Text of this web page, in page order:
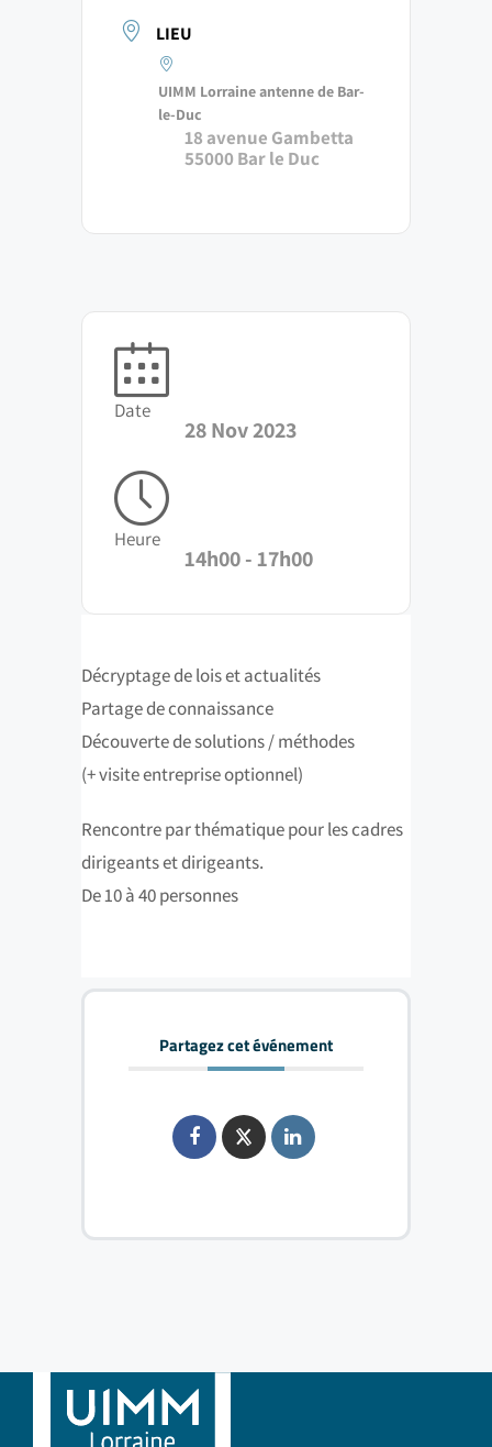
LIEU
UIMM Lorraine antenne de Bar-
le-Duc
18 avenue Gambetta
55000 Bar le Duc
Date
28 Nov 2023
Heure
14h00 - 17h00
Décryptage de lois et actualités
Partage de connaissance
Découverte de solutions / méthodes
(+ visite entreprise optionnel)
Rencontre par thématique pour les cadres
dirigeants et dirigeants.
De 10 à 40 personnes
Partagez cet événement